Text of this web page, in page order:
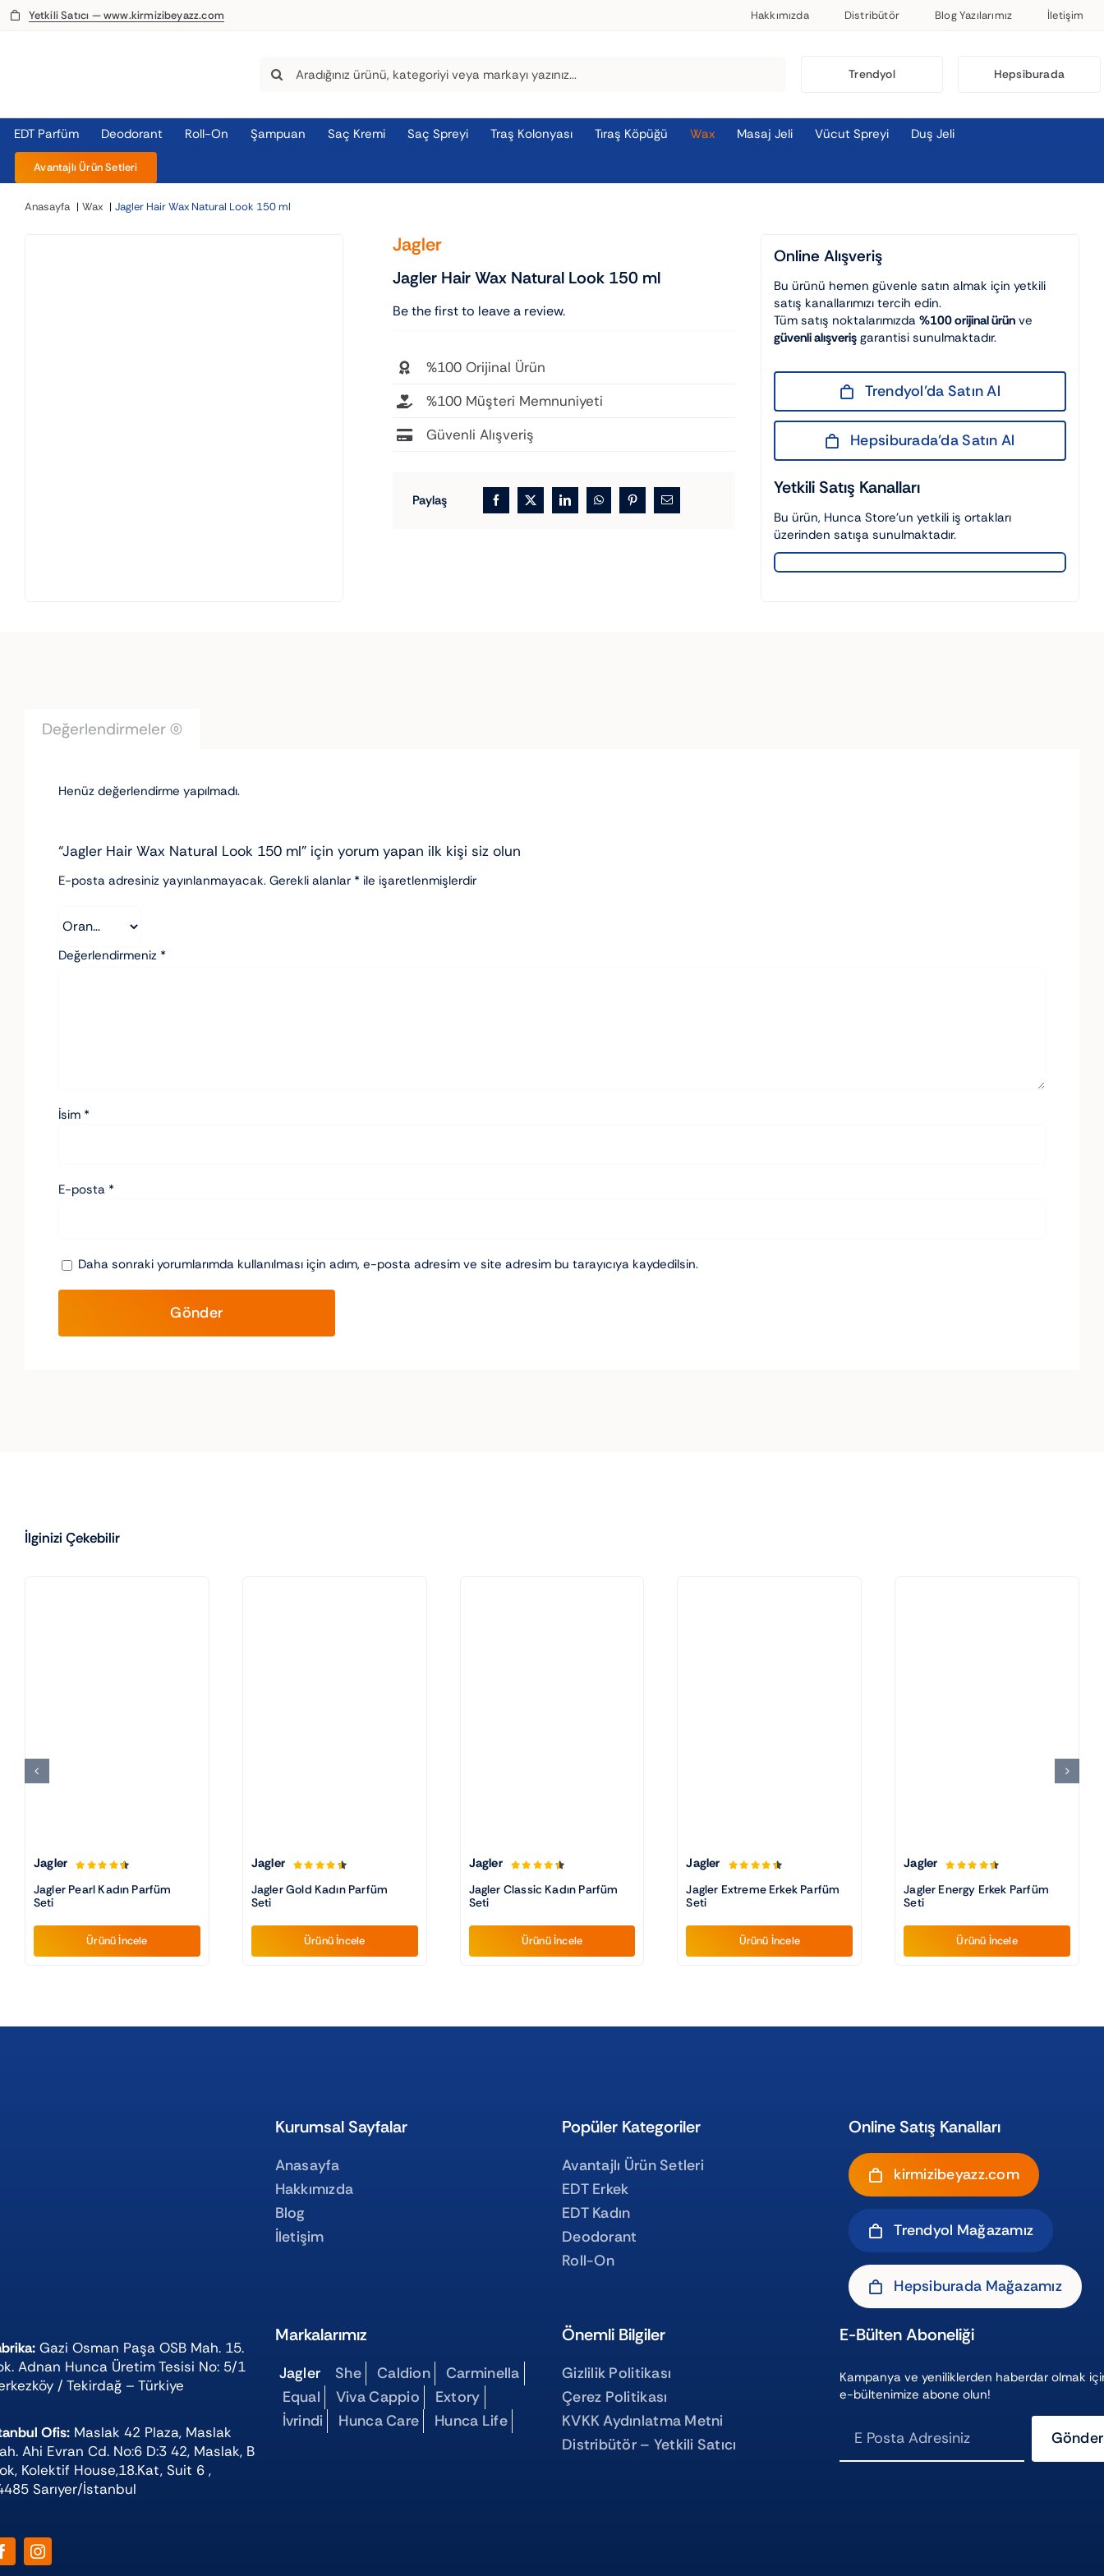
SkipYetkili Satıcı — www.kirmizibeyazz.com Hakkımızda Distribütör Blog Yazılarımız İletişim
Search
Trendyol Hepsiburada
EDT Parfüm Deodorant Roll-On Şampuan Saç Kremi Saç Spreyi Traş Kolonyası Tıraş Köpüğü Wax Masaj Jeli Vücut Spreyi Duş Jeli
Avantajlı Ürün Setleri
Anasayfa Wax Jagler Hair Wax Natural Look 150 ml
Jagler
Jagler Hair Wax Natural Look 150 ml
Be the first to leave a review.
%100 Orijinal Ürün
%100 Müşteri Memnuniyeti
Güvenli Alışveriş
Paylaş
Online Alışveriş
Bu ürünü hemen güvenle satın almak için yetkili
satış kanallarımızı tercih edin.
Tüm satış noktalarımızda %100 orijinal ürün ve
güvenli alışveriş garantisi sunulmaktadır.
Trendyol’da Satın Al
Hepsiburada’da Satın Al
Yetkili Satış Kanalları
Bu ürün, Hunca Store’un yetkili iş ortakları
üzerinden satışa sunulmaktadır.
Değerlendirmeler (0)
Henüz değerlendirme yapılmadı.
“Jagler Hair Wax Natural Look 150 ml” için yorum yapan ilk kişi siz olun
E-posta adresiniz yayınlanmayacak. Gerekli alanlar * ile işaretlenmişlerdir
Değerlendirmeniz *
İsim *
E-posta *
Daha sonraki yorumlarımda kullanılması için adım, e-posta adresim ve site adresim bu tarayıcıya kaydedilsin.
İlginizi Çekebilir
Jagler
Jagler Pearl Kadın Parfüm
Seti
Ürünü İncele
Jagler
Jagler Gold Kadın Parfüm
Seti
Ürünü İncele
Jagler
Jagler Classic Kadın Parfüm
Seti
Ürünü İncele
Jagler
Jagler Extreme Erkek Parfüm
Seti
Ürünü İncele
Jagler
Jagler Energy Erkek Parfüm
Seti
Ürünü İncele
Kurumsal Sayfalar
Anasayfa
Hakkımızda
Blog
İletişim
Popüler Kategoriler
Avantajlı Ürün Setleri
EDT Erkek
EDT Kadın
Deodorant
Roll-On
Online Satış Kanalları
kirmizibeyazz.com
Trendyol Mağazamız
Hepsiburada Mağazamız
Gazi Osman Paşa OSB Mah. 15.
Adnan Hunca Üretim Tesisi No: 5/1
/ Tekirdağ – Türkiye
Ofis: Maslak 42 Plaza, Maslak
Ahi Evran Cd. No:6 D:3 42, Maslak, B
Kolektif House,18.Kat, Suit 6 ,
Sarıyer/İstanbul
Markalarımız
Jagler She Caldion
Carminella
Equal
Viva Cappio
Extory
İvrindi
Hunca Care Hunca Life
Önemli Bilgiler
Gizlilik Politikası
Çerez Politikası
KVKK Aydınlatma Metni
Distribütör – Yetkili Satıcı
E-Bülten Aboneliği
Kampanya ve yeniliklerden haberdar olmak
e-bültenimize abone olun!
Gönder